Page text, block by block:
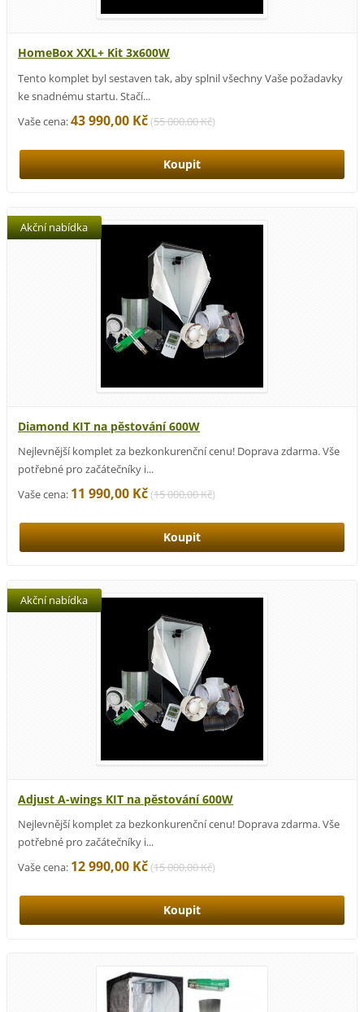
HomeBox XXL+ Kit 3x600W
Tento komplet byl sestaven tak, aby splnil všechny Vaše požadavky
ke snadnému startu. Stačí...
Vaše cena:43 990,00 Kč(55 000,00 Kč)
Diamond KIT na pěstování 600W
Akční nabídka
Nejlevnější komplet za bezkonkurenční cenu! Doprava zdarma. Vše
potřebné pro začátečníky i...
Vaše cena: 11 990,00 Kč(15 000,00 Kč)
Adjust A-wings KIT na pěstování 600W
Akční nabídka
Nejlevnější komplet za bezkonkurenční cenu! Doprava zdarma. Vše
potřebné pro začátečníky i...
Vaše cena: 12 990,00 Kč(15 000,00 Kč)